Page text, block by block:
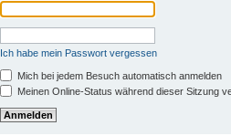
Ich habe mein Passwort vergessen
Mich bei jedem Besuch automatisch anmelden
Meinen Online-Status während dieser Sitzung